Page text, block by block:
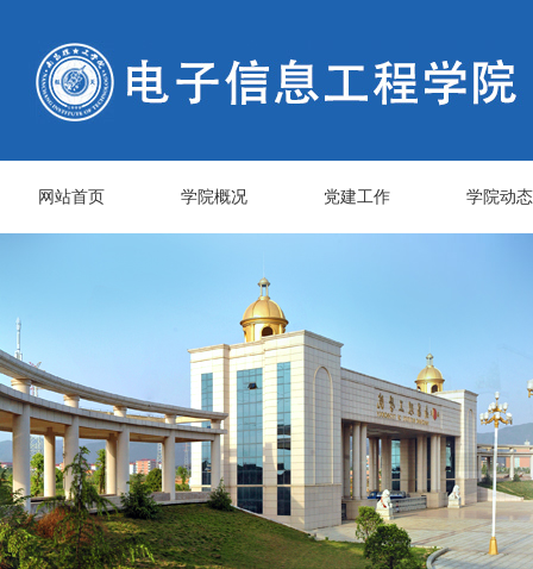
网站首页 学院概况 党建工作 学院动态